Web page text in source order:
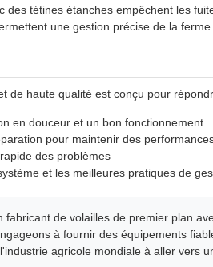
des tétines étanches empêchent les
une gestion précise de la
de haute qualité est conçu pour
en douceur et un bon fonctionnement
pour maintenir des
des problèmes
et les meilleures pratiques de
fabricant de volailles de premier plan
à fournir des équipements
agricole mondiale à aller vers